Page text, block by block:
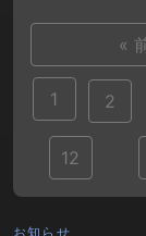
«
1 2
12
お知らせ